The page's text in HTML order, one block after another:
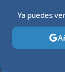
MENÚ
Ya puedes